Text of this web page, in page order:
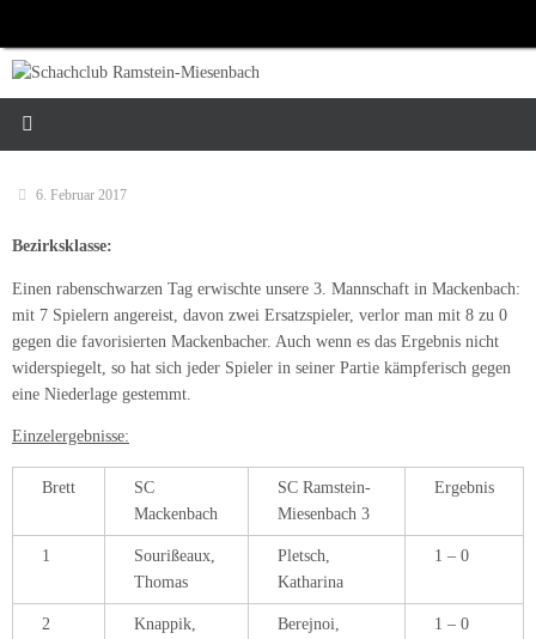
springen
6. Februar 2017
Bezirksklasse:
Einen rabenschwarzen Tag erwischte unsere 3. Mannschaft in Mackenbach:
mit 7 Spielern angereist, davon zwei Ersatzspieler, verlor man mit 8 zu 0
gegen die favorisierten Mackenbacher. Auch wenn es das Ergebnis nicht
widerspiegelt, so hat sich jeder Spieler in seiner Partie kämpferisch gegen
eine Niederlage gestemmt.
Einzelergebnisse:
Brett
SC
Mackenbach
SC Ramstein-
Miesenbach 3
Ergebnis
1
Sourißeaux,
Thomas
Pletsch,
Katharina
1 – 0
2
Knappik,
Berejnoi,
1 – 0